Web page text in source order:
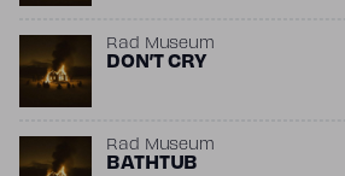
Rad Museum
DON’T CRY
Rad Museum
BATHTUB